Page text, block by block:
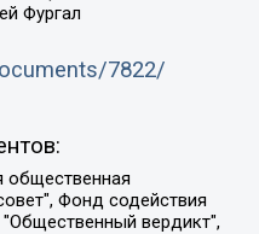
Фургал
7822/
социально-правовых программ "Лилит", Дальневосточное общественное движение "Маяк", Санкт-Петербургская ЛГБТ-инициативная группа "Выход", Инициативная группа ЛГБТ+ "Реверс", Алексеев Андрей Викторович, Бекбулатова Таисия Львовна, Беляев Иван Михайлович, Владыкина Елена Сергеевна, Гельман Марат Александрович, Никульшина Вероника Юрьевна, Толоконникова Надежда Андреевна, Шендерович Виктор Анатольевич, Общество с ограниченной ответственностью "Данное сообщение", Общество с ограниченной ответственностью Издательский дом "Новая глава", Айнбиндер Александра Александровна, Московский комьюнити-центр для ЛГБТ+инициатив, Благотворительный фонд развития филантропии, Deutsche Welle (Германия, Kurt-Schumacher-Strasse 3, 53113 Bonn), Борзунова Мария Михайловна, Воробьев Виктор Викторович, Голубева Анна Львовна, Константинова Алла Михайловна, Малкова Ирина Владимировна, Мурадов Мурад Абдулгалимович, Осетинская Елизавета Николаевна, Понасенков Евгений Николаевич, Ганапольский Матвей Юрьевич, Киселев Евгений Алексеевич, Борухович Ирина Григорьевна, Дремин Иван Тимофеевич, Дубровский Дмитрий Викторович, Красноярская региональная общественная организация поддержки и развития альтернативных образовательных технологий и межкультурных коммуникаций "ИНТЕРРА", Маяковская Екатерина Алексеевна, Фейгин Марк Захарович, Филимонов Андрей Викторович, Дзугкоева Регина Николаевна, Доброхотов Роман Александрович, Дудь Юрий Александрович, Елкин Сергей Владимирович, Кругликов Кирилл Игоревич, Сабунаева Мария Леонидовна, Семенов Алексей Владимирович, Шаинян Карен Багратович, Шульман Екатерина Михайловна, Асафьев Артур Валерьевич, Вахштайн Виктор Семенович, Венедиктов Алексей Алексеевич, Лушникова Екатерина Евгеньевна, Волков Леонид Михайлович, Невзоров Александр Глебович, Пархоменко Сергей Борисович, Сироткин Ярослав Николаевич, Кара-Мурза Владимир Владимирович, Баранова Наталья Владимировна, Гозман Леонид Яковлевич, Кагарлицкий Борис Юльевич, Климарев Михаил Валерьевич, Милов Владимир Станиславович, Автономная некоммерческая организация Краснодарский центр современного искусства "Типография", Моргенштерн Алишер Тагирович, Соболь Любовь Эдуардовна, Общество с ограниченной ответственностью "ЛИЗА НОРМ", Каспаров Гарри Кимович, Ходорковский Михаил Борисович, Общество с ограниченной ответственностью "Апрельские тезисы", Данилович Ирина Брониславовна, Кашин Олег Владимирович, Петров Николай Владимирович, Пивоваров Алексей Владимирович, Соколов Михаил Владимирович, Цветкова Юлия Владимировна, Чичваркин Евгений Александрович, Комитет против пыток/Команда против пыток, Общество с ограниченной ответственностью "Первый научный", Общество с ограниченной ответственностью "Вертолет и ко", Белоцерковская Вероника Борисовна, Кац Максим Евгеньевич, Лазарева Татьяна Юрьевна, Шаведдинов Руслан Табризович, Яшин Илья Валерьевич, Общество с ограниченной ответственностью "Иноагент ААВ", Алешковский Дмитрий Петрович, Альбац Евгения Марковна, Быков Дмитрий Львович, Галямина Юлия Евгеньевна, Лойко Сергей Леонидович, Мартынов Кирилл Константинович, Медведев Сергей Александрович, Крашенинников Федор Геннадиевич, Гордеева Катерина Вл